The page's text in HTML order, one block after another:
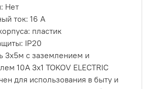
Нет
ток: 16 А
пластик
IP20
3х5м с заземлением и
10А 3х1 TOKOV ELECTRIC
для использования в быту и